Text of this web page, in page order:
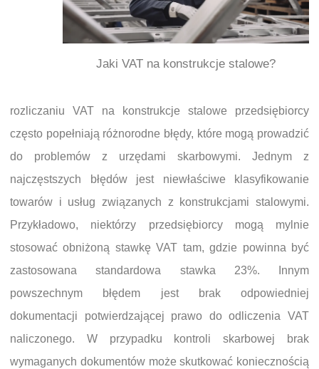
Jaki VAT na konstrukcje stalowe?
rozliczaniu VAT na konstrukcje stalowe przedsiębiorcy
często popełniają różnorodne błędy, które mogą prowadzić
do problemów z urzędami skarbowymi. Jednym z
najczęstszych błędów jest niewłaściwe klasyfikowanie
towarów i usług związanych z konstrukcjami stalowymi.
Przykładowo, niektórzy przedsiębiorcy mogą mylnie
stosować obniżoną stawkę VAT tam, gdzie powinna być
zastosowana standardowa stawka 23%. Innym
powszechnym błędem jest brak odpowiedniej
dokumentacji potwierdzającej prawo do odliczenia VAT
naliczonego. W przypadku kontroli skarbowej brak
wymaganych dokumentów może skutkować koniecznością